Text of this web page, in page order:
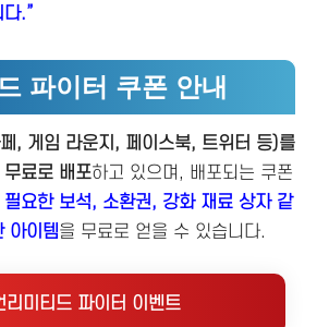
.”
파이터 쿠폰 안내
, 게임 라운지, 페이스북, 트위터 등)를
료로 배포하고 있으며, 배포되는 쿠폰
필요한 보석, 소환권, 강화 재료 상자 같
아이템을 무료로 얻을 수 있습니다.
리미티드 파이터 이벤트